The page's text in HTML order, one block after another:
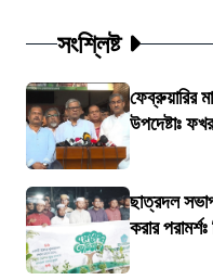
সংশ্লিষ্ট
ফেব্রুয়ারির
উপদেষ্টাঃ
ছাত্রদল
করার পরামর্শঃ